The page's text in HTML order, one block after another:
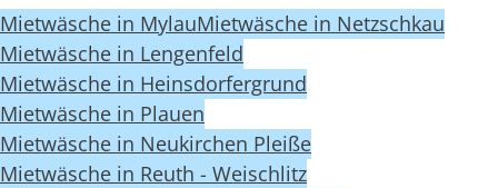
Mietwäsche in MylauMietwäsche in Netzschkau
Mietwäsche in Lengenfeld
Mietwäsche in Heinsdorfergrund
Mietwäsche in Plauen
Mietwäsche in Neukirchen Pleiße
Mietwäsche in Reuth - Weischlitz